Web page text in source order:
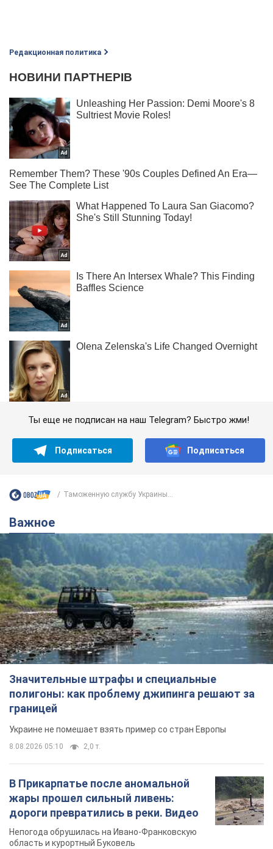
Редакционная политика
Ты еще не подписан на наш Telegram? Быстро жми!
Подписаться Подписаться
Таможенную службу Украины...
Важное
Значительные штрафы и специальные
полигоны: как проблему джипинга решают за
границей
Украине не помешает взять пример со стран Европы
8.08.2026 05:10 2,0 т.
В Прикарпатье после аномальной
жары прошел сильный ливень:
дороги превратились в реки. Видео
Непогода обрушилась на Ивано-Франковскую
область и курортный Буковель